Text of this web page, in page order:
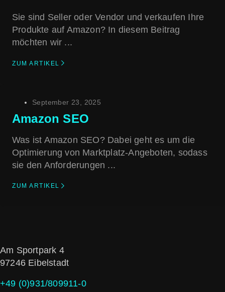
Sie sind Seller oder Vendor und verkaufen Ihre
Produkte auf Amazon? In diesem Beitrag
möchten wir ...
ZUM ARTIKEL
September 23, 2025
Amazon SEO
Was ist Amazon SEO? Dabei geht es um die
Optimierung von Marktplatz-Angeboten, sodass
sie den Anforderungen ...
ZUM ARTIKEL
Am Sportpark 4
97246 Eibelstadt
+49 (0)931/809911-0